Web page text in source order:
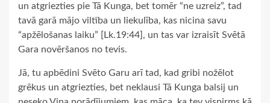
un atgriezties pie Tā Kunga, bet tomēr “ne uzreiz”, tad
tavā garā mājo viltība un liekulība, kas nicina savu
“apžēlošanas laiku” [Lk.19:44], un tas var izraisīt Svētā
Gara novēršanos no tevis.
Jā, tu apbēdini Svēto Garu arī tad, kad gribi nožēlot
grēkus un atgriezties, bet neklausi Tā Kunga balsij un